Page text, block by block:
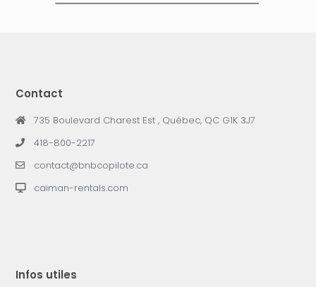
Contact
735 Boulevard Charest Est , Québec, QC G1K 3J7
418-800-2217
contact@bnbcopilote.ca
caiman-rentals.com
Infos utiles